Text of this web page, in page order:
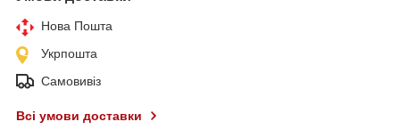
Нова Пошта
Укрпошта
Самовивіз
Всі умови доставки